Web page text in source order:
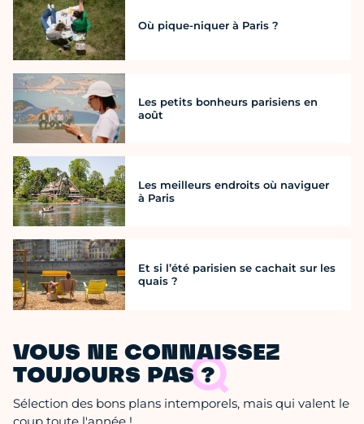
Où pique-niquer à Paris ?
Les petits bonheurs parisiens en
août
Les meilleurs endroits où naviguer
à Paris
Et si l’été parisien se cachait sur les
quais ?
VOUS NE CONNAISSEZ
TOUJOURS PAS ?
Sélection des bons plans intemporels, mais qui valent le
coup toute l'année !